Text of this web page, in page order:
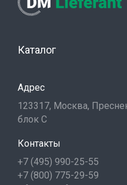
Каталог
Адрес
123317, Москва,
блок С
Контакты
+7 (495) 990-25-55
+7 (800) 775-29-59